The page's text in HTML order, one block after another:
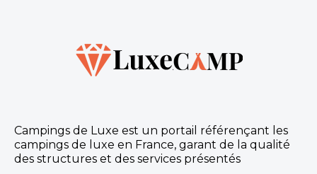
Campings de Luxe est un portail référençant les
campings de luxe en France, garant de la qualité
des structures et des services présentés